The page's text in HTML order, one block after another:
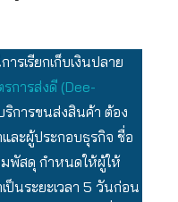
รเรียกเก็บเงินปลาย
รการส่งดี (Dee-
การขนส่งสินค้า ต้อง
ละผู้ประกอบธุรกิจ ชื่อ
พัสดุ กำหนดให้ผู้ให้
ป็นระยะเวลา 5 วันก่อน